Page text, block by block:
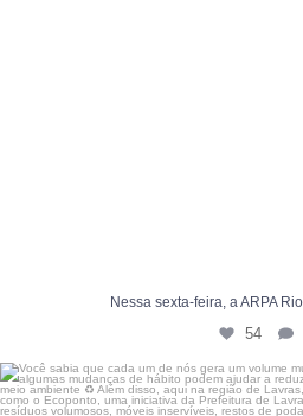
Nessa sexta-feira, a ARPA
54
Você sabia que cada um de nós